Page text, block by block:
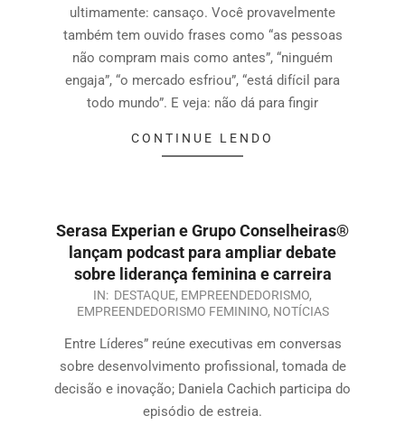
ultimamente: cansaço. Você provavelmente
também tem ouvido frases como “as pessoas
não compram mais como antes”, “ninguém
engaja”, “o mercado esfriou”, “está difícil para
todo mundo”. E veja: não dá para fingir
CONTINUE LENDO
Serasa Experian e Grupo Conselheiras®
lançam podcast para ampliar debate
sobre liderança feminina e carreira
IN: DESTAQUE, EMPREENDEDORISMO,
EMPREENDEDORISMO FEMININO, NOTÍCIAS
Entre Líderes” reúne executivas em conversas
sobre desenvolvimento profissional, tomada de
decisão e inovação; Daniela Cachich participa do
episódio de estreia.